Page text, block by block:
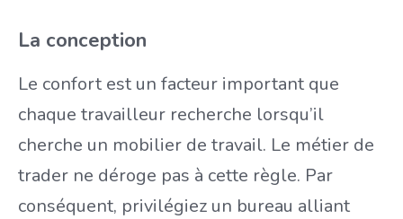
La conception
Le confort est un facteur important que
chaque travailleur recherche lorsqu’il
cherche un mobilier de travail. Le métier de
trader ne déroge pas à cette règle. Par
conséquent, privilégiez un bureau alliant